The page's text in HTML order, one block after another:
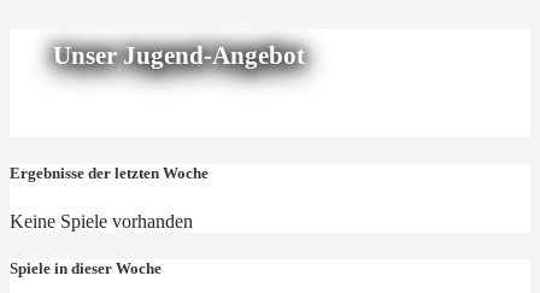
Unser Jugend-Angebot
Ergebnisse der letzten Woche
Keine Spiele vorhanden
Spiele in dieser Woche